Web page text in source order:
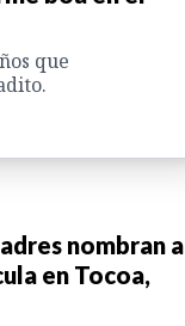
que
nombran a
en Tocoa,